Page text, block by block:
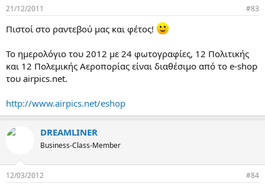
21/12/2011 #83
Πιστοί στο ραντεβού μας και φέτος!
Το ημερολόγιο του 2012 με 24 φωτογραφίες, 12 Πολιτικής
και 12 Πολεμικής Αεροπορίας είναι διαθέσιμο από το e-shop
του airpics.net.
http://www.airpics.net/eshop
DREAMLINER
Business-Class-Member
12/03/2012 #84